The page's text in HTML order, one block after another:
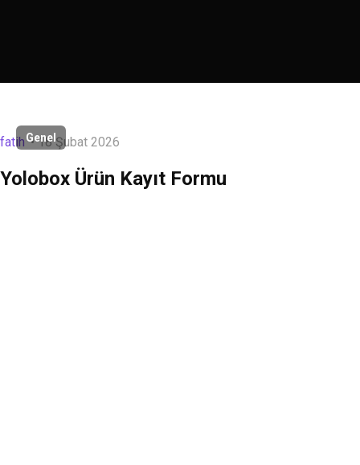
Genel
fatih 18 Şubat 2026
Yolobox Ürün Kayıt Formu